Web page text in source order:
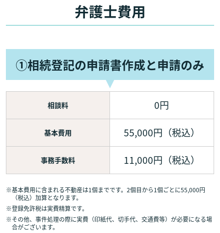
弁護士費用
①相続登記の申請書作成と申請のみ
相談料 0円
基本費用 55,000円（税込）
事務手数料 11,000円（税込）
※基本費用に含まれる不動産は1個までです。2個目から1個ごとに55,000円
（税込）加算となります。
※登録免許税は実費精算です。
※その他、事件処理の際に実費（印紙代、切手代、交通費等）が必要になる場
合がございます。